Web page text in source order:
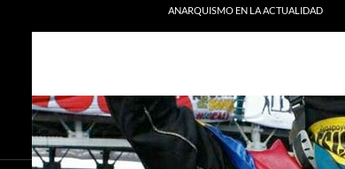
ANARQUISMO EN LA ACTUALIDAD